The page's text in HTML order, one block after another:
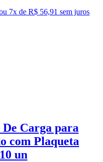
7x de R$ 56,91 sem juros
Carga para
com Plaqueta
un